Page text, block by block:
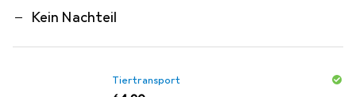
Kein Nachteil
Tiertransport